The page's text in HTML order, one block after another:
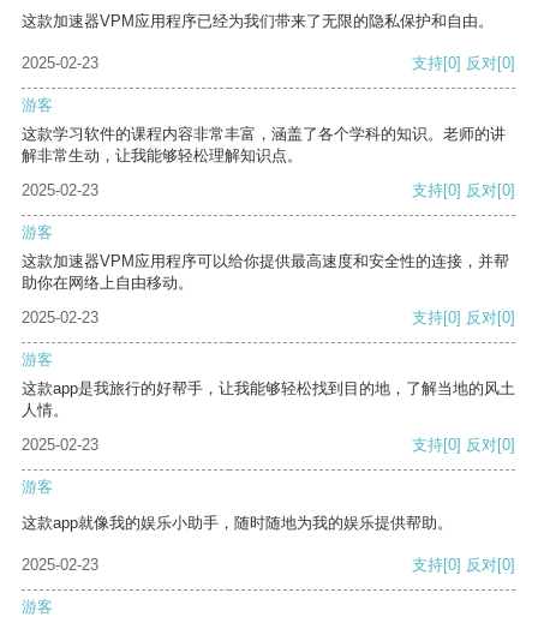
这款加速器VPM应用程序已经为我们带来了无限的隐私保护和自由。
2025-02-23 支持[0] 反对[0]
游客
这款学习软件的课程内容非常丰富，涵盖了各个学科的知识。老师的讲
解非常生动，让我能够轻松理解知识点。
2025-02-23
支持[0] 反对[0]
游客
这款加速器VPM应用程序可以给你提供最高速度和安全性的连接，并帮
助你在网络上自由移动。
2025-02-23
支持[0] 反对[0]
游客
这款app是我旅行的好帮手，让我能够轻松找到目的地，了解当地的风土
人情。
2025-02-23
支持[0] 反对[0]
游客
这款app就像我的娱乐小助手，随时随地为我的娱乐提供帮助。
2025-02-23 支持[0] 反对[0]
游客